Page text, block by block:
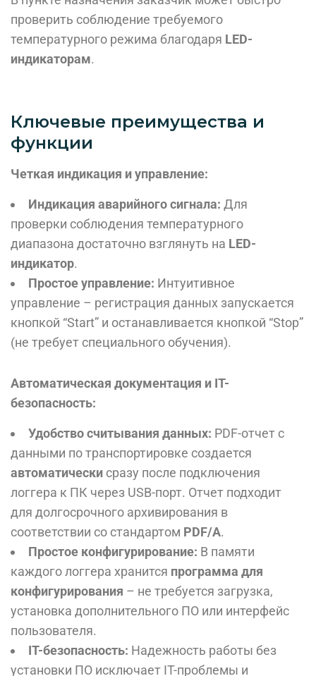
проверить соблюдение требуемого
температурного режима благодаря LED-
индикаторам.
Ключевые преимущества и
функции
Четкая индикация и управление:
Индикация аварийного сигнала: Для
проверки соблюдения температурного
диапазона достаточно взглянуть на LED-
индикатор.
Простое управление: Интуитивное
управление – регистрация данных запускается
кнопкой “Start” и останавливается кнопкой “Stop”
(не требует специального обучения).
Автоматическая документация и IT-
безопасность:
Удобство считывания данных: PDF-отчет с
данными по транспортировке создается
автоматически сразу после подключения
логгера к ПК через USB-порт. Отчет подходит
для долгосрочного архивирования в
соответствии со стандартом PDF/A.
Простое конфигурирование: В памяти
каждого логгера хранится программа для
конфигурирования – не требуется загрузка,
установка дополнительного ПО или интерфейс
пользователя.
IT-безопасность: Надежность работы без
установки ПО исключает IT-проблемы и